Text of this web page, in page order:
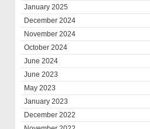
January 2025
December 2024
November 2024
October 2024
June 2024
June 2023
May 2023
January 2023
December 2022